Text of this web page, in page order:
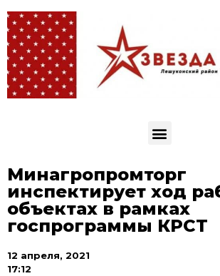
Минагропромторг
инспектирует ход
объектах в рамках
госпрограммы КРСТ
12 апреля, 2021
17:12